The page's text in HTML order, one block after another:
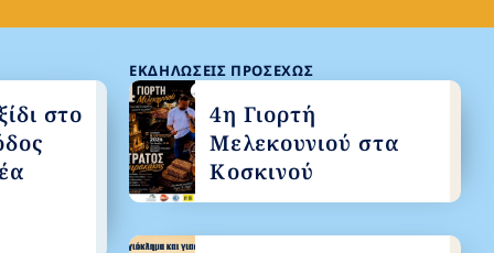
στο
ΕΚΔΗΛΏΣΕΙΣ ΠΡΟΣΕΧΏΣ
4η Γιορτή
Μελεκουνιού στα
Κοσκινού